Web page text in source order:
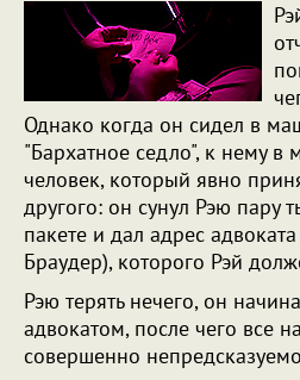
Однако когда он сидел в
"Бархатное седло", к нему в
человек, который явно
другого: он сунул Рэю пару
пакете и дал адрес
Браудер), которого Рэй
Рэю терять нечего, он
адвокатом, после чего все
совершенно